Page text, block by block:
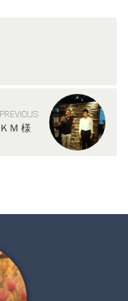
PREVIOUS
ＫＭ 様